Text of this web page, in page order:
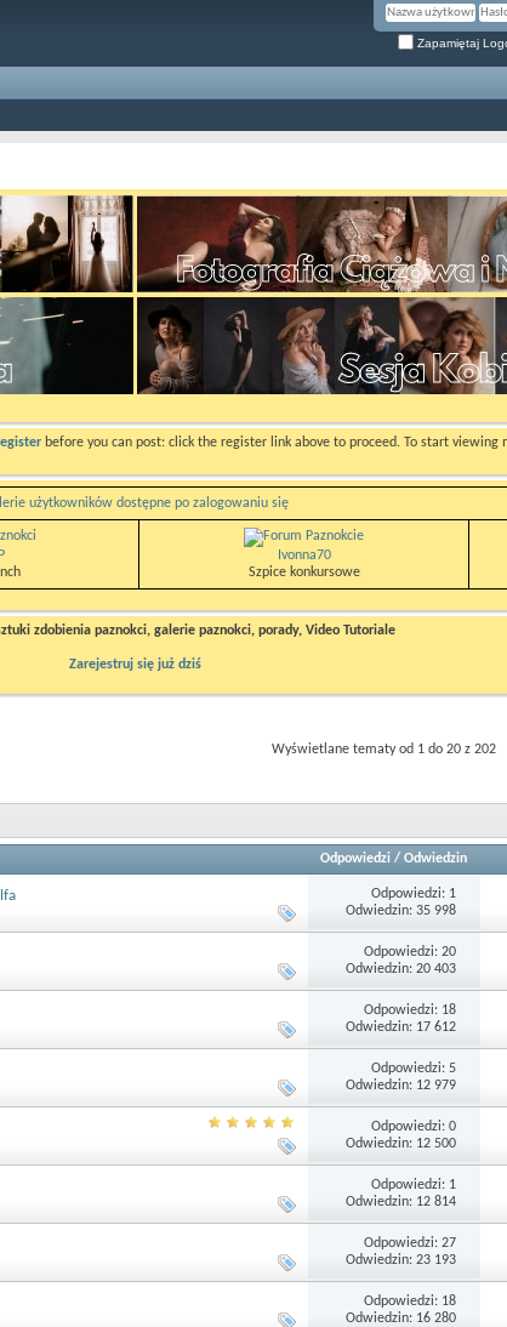
Zapamiętaj
before you can post: click the register link above to proceed. To start
użytkowników dostępne po zalogowaniu się
Ivonna70
Szpice konkursowe
zdobienia paznokci, galerie paznokci, porady, Video Tutoriale
Zarejestruj się już dziś
Wyświetlane tematy od 1 do 20 z 202
Odpowiedzi/ Odwiedzin
Odpowiedzi: 1
Odwiedzin: 35 998
Odpowiedzi: 20
Odwiedzin: 20 403
Odpowiedzi: 18
Odwiedzin: 17 612
Odpowiedzi: 5
Odwiedzin: 12 979
Odpowiedzi: 0
Odwiedzin: 12 500
Odpowiedzi: 1
Odwiedzin: 12 814
Odpowiedzi: 27
Odwiedzin: 23 193
Odpowiedzi: 18
Odwiedzin: 16 280